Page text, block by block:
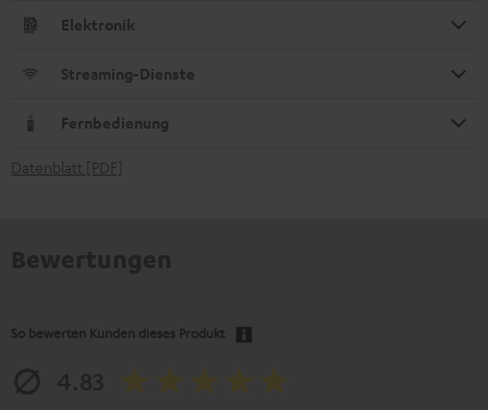
Elektronik
Streaming-Dienste
Fernbedienung
Datenblatt [PDF]
So bewerten Kunden dieses Produkt